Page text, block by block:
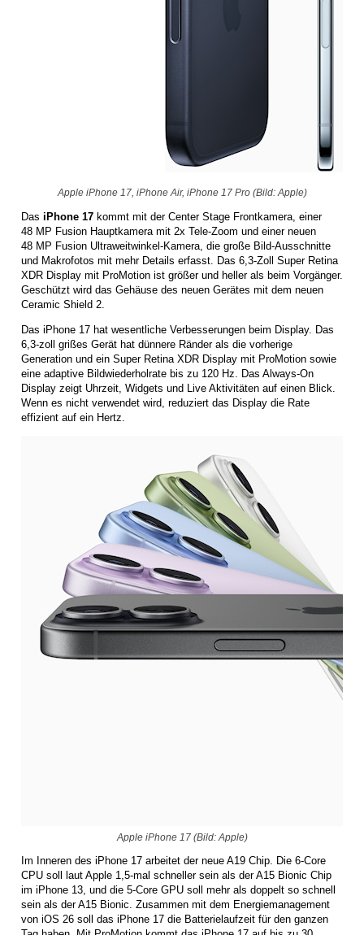
Apple iPhone 17, iPhone Air, iPhone 17 Pro (Bild: Apple)
Das iPhone 17 kommt mit der Center Stage Frontkamera, einer
48 MP Fusion Hauptkamera mit 2x Tele-Zoom und einer neuen
48 MP Fusion Ultraweitwinkel-Kamera, die große Bild-­Ausschnitte
und Makrofotos mit mehr Details erfasst. Das 6,3-Zoll Super Retina
XDR Display mit ProMotion ist größer und heller als beim Vorgänger.
Geschützt wird das Gehäuse des neuen Gerätes mit dem neuen
Ceramic Shield 2.
Das iPhone 17 hat wesentliche Verbesserungen beim Display. Das
6,3-zoll grißes Gerät hat dünnere Ränder als die vorherige
Generation und ein Super Retina XDR Display mit ProMotion sowie
eine adaptive Bildwiederholrate bis zu 120 Hz. Das Always-On
Display zeigt Uhrzeit, Widgets und Live Aktivitäten auf einen Blick.
Wenn es nicht verwendet wird, reduziert das Display die Rate
effizient auf ein Hertz.
Apple iPhone 17 (Bild: Apple)
Im Inneren des iPhone 17 arbeitet der neue A19 Chip. Die 6-Core
CPU soll laut Apple 1,5-mal schneller sein als der A15 Bionic Chip
im iPhone 13, und die 5-Core GPU soll mehr als doppelt so schnell
sein als der A15 Bionic. Zusammen mit dem Energiemanagement
von iOS 26 soll das iPhone 17 die Batterielaufzeit für den ganzen